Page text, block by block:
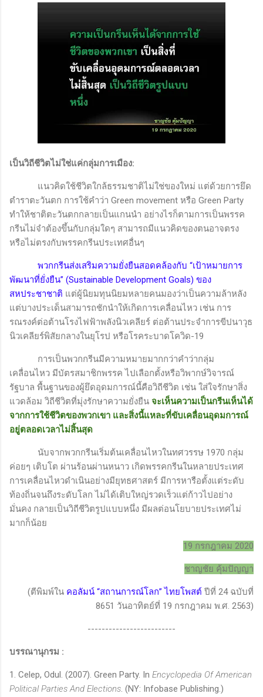
เป็นวิถีชีวิตไม่ใช่แค่กลุ่มการเมือง:
แนวคิดใช้ชีวิตใกล้ธรรมชาติไม่ใช่ของใหม่ แต่ด้วยการยึด
ตำราตะวันตก การใช้คำว่า Green movement หรือ Green Party
ทำให้ชาติตะวันตกกลายเป็นแกนนำ อย่างไรก็ตามการเป็นพรรค
กรีนไม่จำต้องขึ้นกับกลุ่มใดๆ สามารถมีแนวคิดของตนอาจตรง
หรือไม่ตรงกับพรรคกรีนประเทศอื่นๆ
พวกกรีนส่งเสริมความยั่งยืนสอดคล้องกับ “เป้าหมายการ
พัฒนาที่ยั่งยืน” (Sustainable Development Goals) ของ
สหประชาชาติ แต่ผู้นิยมทุนนิยมหลายคนมองว่าเป็นความล้าหลัง
แต่บางประเด็นสามารถชักนำให้เกิดการเคลื่อนไหว เช่น การ
รณรงค์ต่อต้านโรงไฟฟ้าพลังนิวเคลียร์ ต่อต้านประจำการขีปนาวุธ
นิวเคลียร์พิสัยกลางในยุโรป หรือโรคระบาดโควิด-19
การเป็นพวกกรีนมีความหมายมากกว่าคำว่ากลุ่ม
เคลื่อนไหว มีบัตรสมาชิกพรรค ไปเลือกตั้งหรือวิพากษ์วิจารณ์
รัฐบาล พื้นฐานของผู้ยึดอุดมการณ์นี้คือวิถีชีวิต เช่น ใส่ใจรักษาสิ่ง
แวดล้อม วิถีชีวิตที่มุ่งรักษาความยั่งยืน จะเห็นความเป็นกรีนเห็นได้
จากการใช้ชีวิตของพวกเขา และสิ่งนี้แหละที่ขับเคลื่อนอุดมการณ์
อยู่ตลอดเวลาไม่สิ้นสุด
นับจากพวกกรีนเริ่มต้นเคลื่อนไหวในทศวรรษ 1970 กลุ่ม
ค่อยๆ เติบโต ผ่านร้อนผ่านหนาว เกิดพรรคกรีนในหลายประเทศ
การเคลื่อนไหวดำเนินอย่างมียุทธศาสตร์ มีการหารือตั้งแต่ระดับ
ท้องถิ่นจนถึงระดับโลก ไม่ได้เติบใหญ่รวดเร็วแต่ก้าวไปอย่าง
มั่นคง กลายเป็นวิถีชีวิตรูปแบบหนึ่ง มีผลต่อนโยบายประเทศไม่
มากก็น้อย
19 กรกฎาคม 2020
ชาญชัย คุ้มปัญญา
(ตีพิมพ์ใน คอลัมน์ “สถานการณ์โลก”ไทยโพสต์ ปีที่ 24 ฉบับที่
8651 วันอาทิตย์ที่ 19 กรกฎาคม พ.ศ. 2563)
-------------------------
บรรณานุกรม :
1. Celep, Odul. (2007). Green Party. In Encyclopedia Of American
Political Parties And Elections. (NY: Infobase Publishing.)